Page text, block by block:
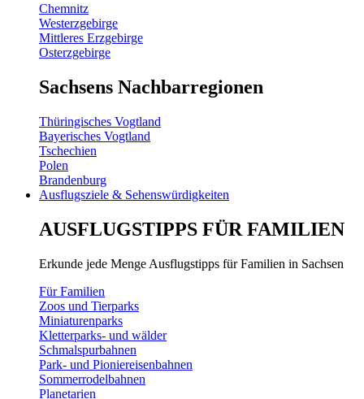
Chemnitz
Westerzgebirge
Mittleres Erzgebirge
Osterzgebirge
Sachsens Nachbarregionen
Thüringisches Vogtland
Bayerisches Vogtland
Tschechien
Polen
Brandenburg
Ausflugsziele & Sehenswürdigkeiten
AUSFLUGSTIPPS FÜR FAMILIEN
Erkunde jede Menge Ausflugstipps für Familien in Sachsen
Für Familien
Zoos und Tierparks
Miniaturenparks
Kletterparks- und wälder
Schmalspurbahnen
Park- und Pioniereisenbahnen
Sommerrodelbahnen
Planetarien